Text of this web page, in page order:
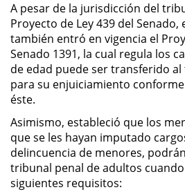
Agresión
Amenazas
Negligencia
Orden de
Emergencia
A pesar de la jurisdicción del
Proyecto de Ley 439 del Senado,
también entró en vigencia el
Senado 1391, la cual regula los
de edad puede ser transferido
para su enjuiciamiento
éste.
Asimismo, estableció que los
que se les hayan imputado
delincuencia de menores,
tribunal penal de adultos
siguientes requisitos: